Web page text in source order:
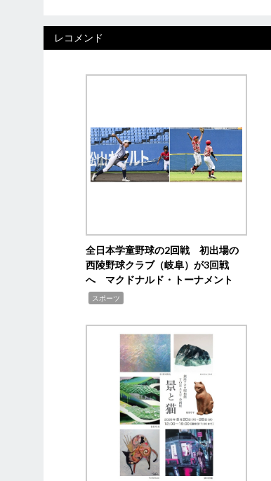
レコメンド
全日本学童野球の2回戦 初出場の
西陵野球クラブ（岐阜）が3回戦
へ マクドナルド・トーナメント
スポーツ